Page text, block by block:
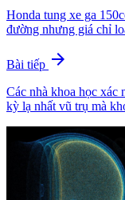
Honda tung xe ga
đường nhưng giá chỉ
Bài tiếp arrow_forward
Các nhà khoa học xác
kỳ lạ nhất vũ trụ mà